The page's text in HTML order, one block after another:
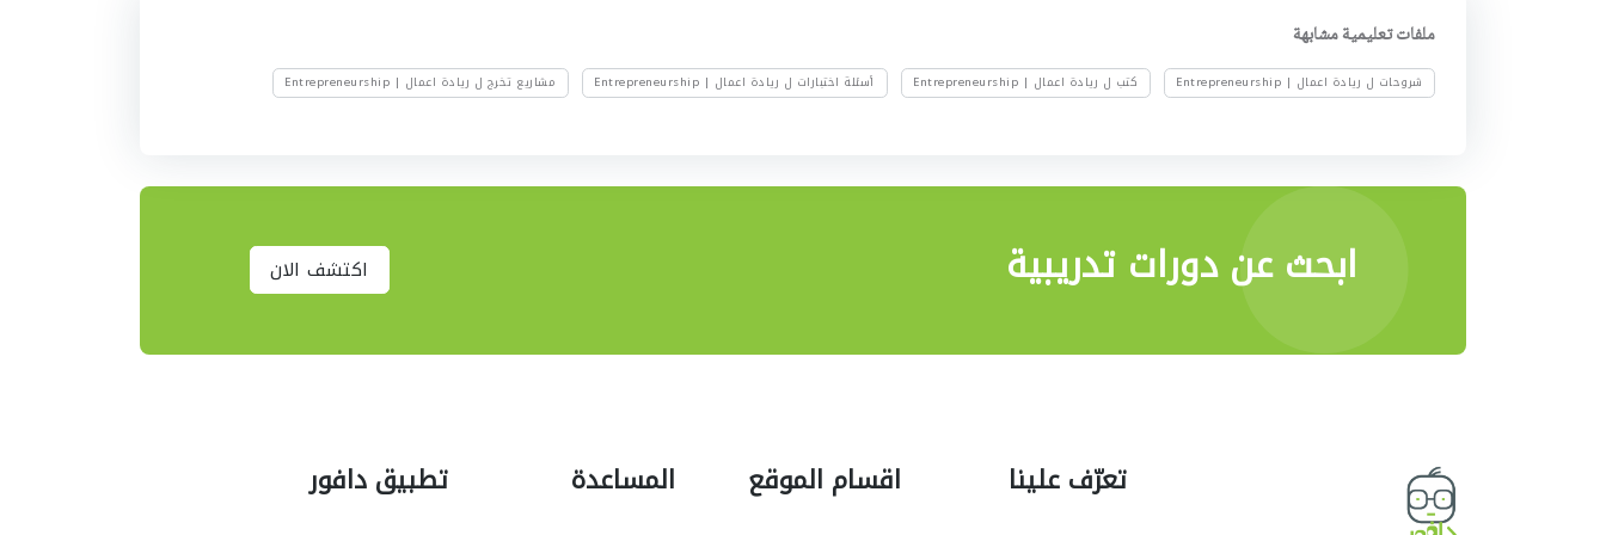
ملفات تعليمية مشابهة
شروحات ل ريادة اعمال | Entrepreneurship كتب ل ريادة اعمال | Entrepreneurship أسئلة اختبارات ل ريادة اعمال | Entrepreneurship مشاريع تخرج ل ريادة اعمال | Entrepreneurship
ابحث عن دورات تدريبية اكتشف الان
تعرّف علينا اقسام الموقع المساعدة تطبيق دافور